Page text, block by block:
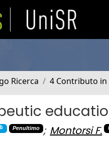
Ricerca 4 Contributo in
Penultimo ; Montorsi F.